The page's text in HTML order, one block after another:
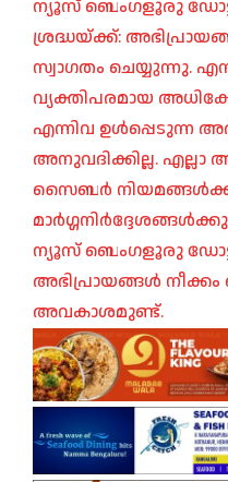
ന്യൂസ് ബെംഗളൂരു
ശ്രദ്ധയ്ക്ക്:
സ്വാഗതം ചെയ്യുന്നു.
വ്യക്തിപരമായ
എന്നിവ ഉൾപ്പെടുന്ന
അനുവദിക്കില്ല. എല്ലാ
സൈബർ
ന്യൂസ് ബെംഗളൂരു
അഭിപ്രായങ്ങൾ നീക്കം
അവകാശമുണ്ട്.